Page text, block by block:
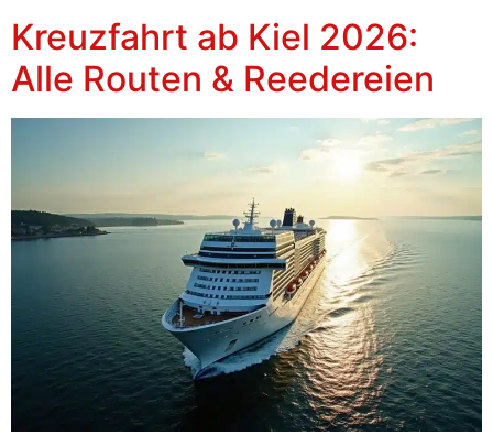
Kreuzfahrt ab Kiel 2026:
Alle Routen & Reedereien